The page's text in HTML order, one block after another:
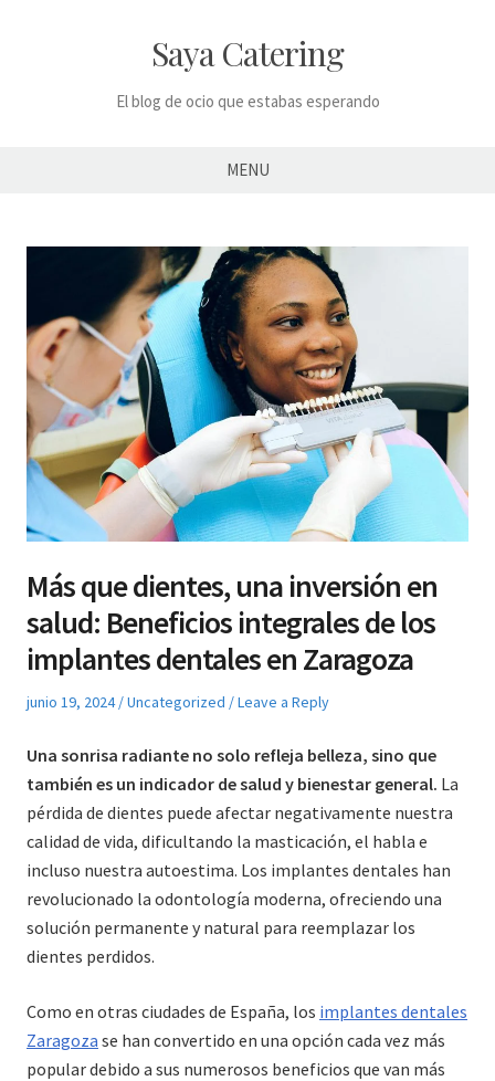
Saya Catering
El blog de ocio que estabas esperando
MENU
Más que dientes, una inversión en
salud: Beneficios integrales de los
implantes dentales en Zaragoza
Posted
junio 19, 2024
Posted
Uncategorized Leave a Reply
Una sonrisa radiante no solo refleja belleza, sino que
también es un indicador de salud y bienestar general. La
pérdida de dientes puede afectar negativamente nuestra
calidad de vida, dificultando la masticación, el habla e
incluso nuestra autoestima. Los implantes dentales han
revolucionado la odontología moderna, ofreciendo una
solución permanente y natural para reemplazar los
dientes perdidos.
Como en otras ciudades de España, los implantes dentales
Zaragoza se han convertido en una opción cada vez más
popular debido a sus numerosos beneficios que van más